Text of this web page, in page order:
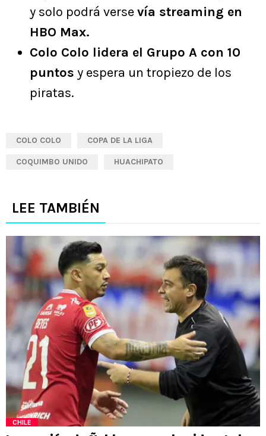
y solo podrá versevía streaming en
HBO Max.
Colo Colo lidera el Grupo A con 10
puntos y espera un tropiezo de los
piratas.
COLO COLO COPA DE LA LIGA
COQUIMBO UNIDO HUACHIPATO
LEE TAMBIÉN
CHILE